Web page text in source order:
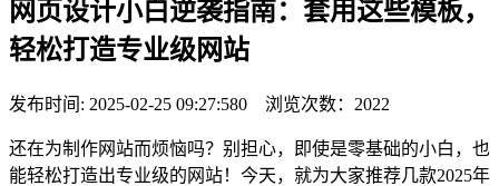
网页设计小白逆袭指南：套用这些模板，
轻松打造专业级网站
发布时间: 2025-02-25 09:27:580 浏览次数：2022
还在为制作网站而烦恼吗？别担心，即使是零基础的小白，也
能轻松打造出专业级的网站！今天，就为大家推荐几款2025年